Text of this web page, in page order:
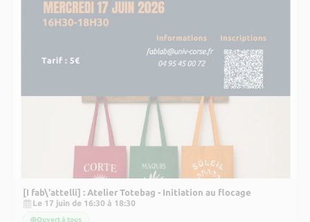
[I fab\'attelli] : Atelier Totebag - Initiation au flocage
Le 17 juin de 16:30 à 18:30
Ouvert à tous